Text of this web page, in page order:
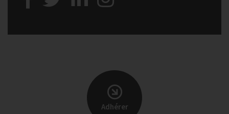
Adhérer